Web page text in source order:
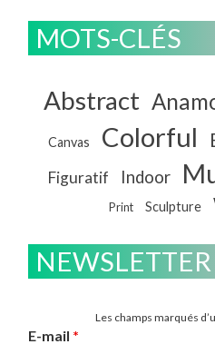
MOTS-CLÉS
Abstract
Canvas Colorful
Figuratif Indoor
Print Sculpture
NEWSLETTER
Les champs marqués
E-mail *